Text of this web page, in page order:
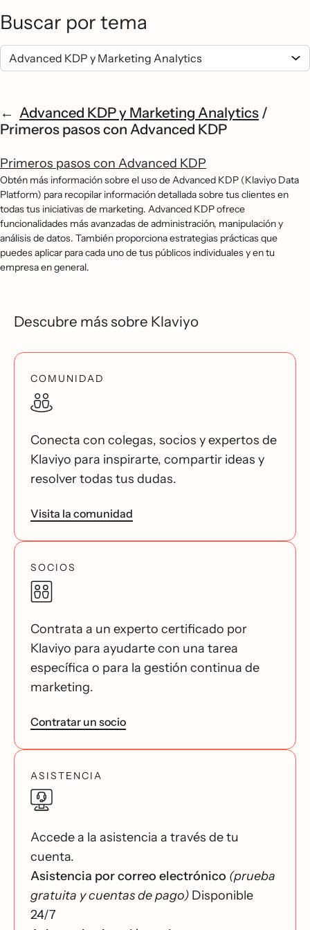
Buscar por tema
Advanced KDP y Marketing Analytics /
Primeros pasos con Advanced KDP
Primeros pasos con Advanced KDP
Obtén más información sobre el uso de Advanced KDP (Klaviyo Data
Platform) para recopilar información detallada sobre tus clientes en
todas tus iniciativas de marketing. Advanced KDP ofrece
funcionalidades más avanzadas de administración, manipulación y
análisis de datos. También proporciona estrategias prácticas que
puedes aplicar para cada uno de tus públicos individuales y en tu
empresa en general.
Descubre más sobre Klaviyo
COMUNIDAD
Conecta con colegas, socios y expertos de
Klaviyo para inspirarte, compartir ideas y
resolver todas tus dudas.
Visita la comunidad
SOCIOS
Contrata a un experto certificado por
Klaviyo para ayudarte con una tarea
específica o para la gestión continua de
marketing.
Contratar un socio
ASISTENCIA
Accede a la asistencia a través de tu
cuenta.
Asistencia por correo electrónico (prueba
gratuita y cuentas de pago) Disponible
24/7